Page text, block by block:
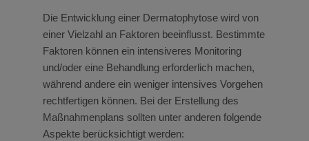
Die Entwicklung einer Dermatophytose wird von
einer Vielzahl an Faktoren beeinflusst. Bestimmte
Faktoren können ein intensiveres Monitoring
und/oder eine Behandlung erforderlich machen,
während andere ein weniger intensives Vorgehen
rechtfertigen können. Bei der Erstellung des
Maßnahmenplans sollten unter anderen folgende
Aspekte berücksichtigt werden: